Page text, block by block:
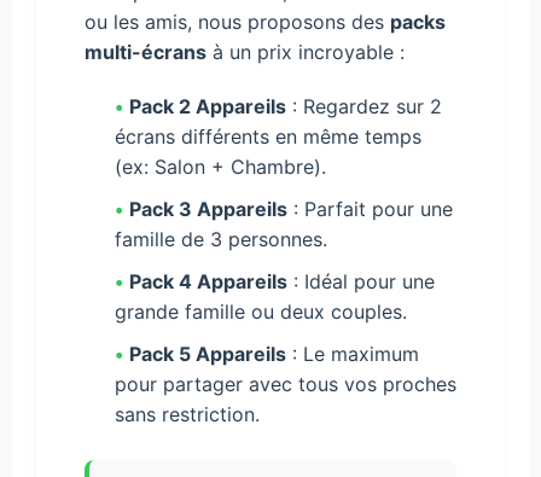
ou les amis, nous proposons des packs
multi-écrans à un prix incroyable :
• Pack 2 Appareils : Regardez sur 2
écrans différents en même temps
(ex: Salon + Chambre).
• Pack 3 Appareils : Parfait pour une
famille de 3 personnes.
• Pack 4 Appareils : Idéal pour une
grande famille ou deux couples.
• Pack 5 Appareils : Le maximum
pour partager avec tous vos proches
sans restriction.